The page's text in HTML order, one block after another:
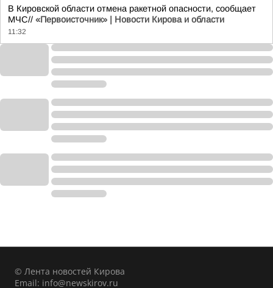
В Кировской области отмена ракетной опасности, сообщает
МЧС// «Первоисточник» | Новости Кирова и области
11:32
© Лента новостей Кирова
Email: info@newskirov.ru